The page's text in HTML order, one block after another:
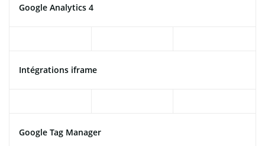
Google Analytics 4
Intégrations iframe
Google Tag Manager